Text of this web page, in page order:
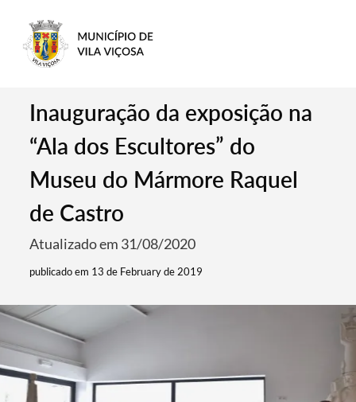
Inauguração da exposição na
“Ala dos Escultores” do
Museu do Mármore Raquel
de Castro
Atualizado em 31/08/2020
publicado em 13 de February de 2019